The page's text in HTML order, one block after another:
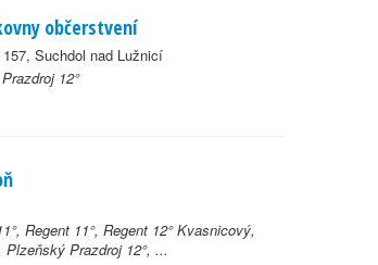
občerstvení
Suchdol nad Lužnicí
12°
Regent 11°, Regent 12° Kvasnicový,
Plzeňský Prazdroj 12°, ...